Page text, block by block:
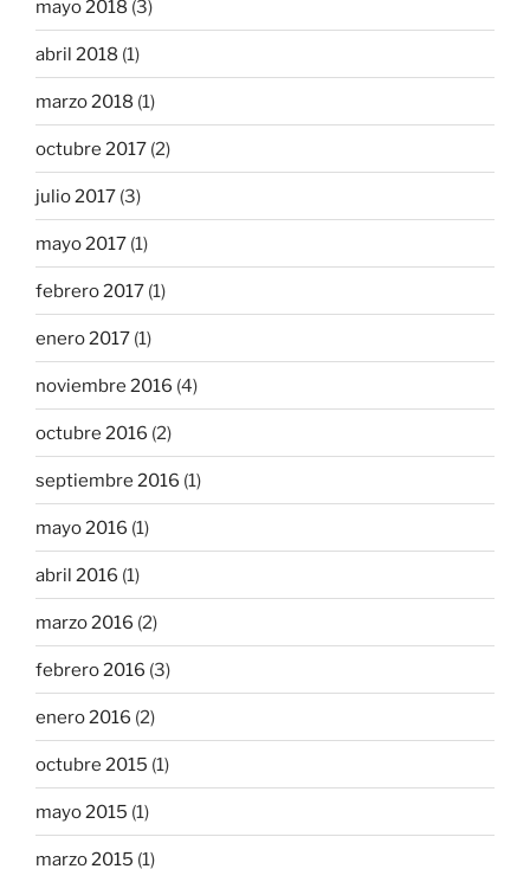
mayo 2018 (3)
abril 2018 (1)
marzo 2018 (1)
octubre 2017 (2)
julio 2017 (3)
mayo 2017 (1)
febrero 2017 (1)
enero 2017 (1)
noviembre 2016 (4)
octubre 2016 (2)
septiembre 2016 (1)
mayo 2016 (1)
abril 2016 (1)
marzo 2016 (2)
febrero 2016 (3)
enero 2016 (2)
octubre 2015 (1)
mayo 2015 (1)
marzo 2015 (1)